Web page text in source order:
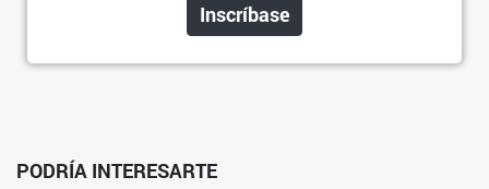
Inscríbase
PODRÍA INTERESARTE